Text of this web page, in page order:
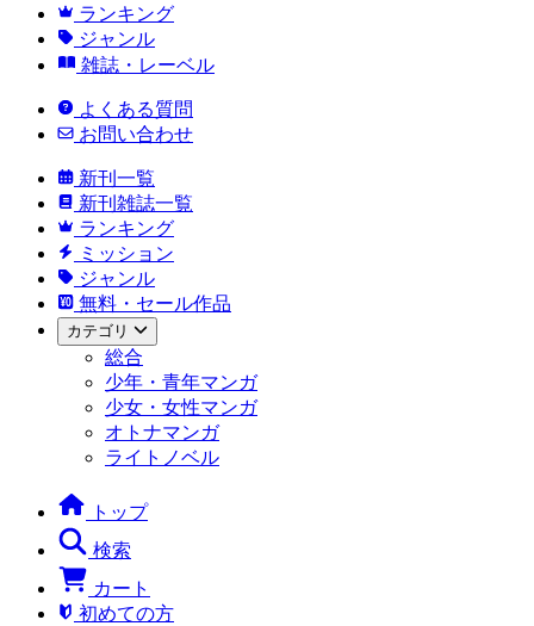
ランキング
ジャンル
雑誌・レーベル
よくある質問
お問い合わせ
新刊一覧
新刊雑誌一覧
ランキング
ミッション
ジャンル
無料・セール作品
カテゴリ
総合
少年・青年マンガ
少女・女性マンガ
オトナマンガ
ライトノベル
トップ
検索
カート
初めての方